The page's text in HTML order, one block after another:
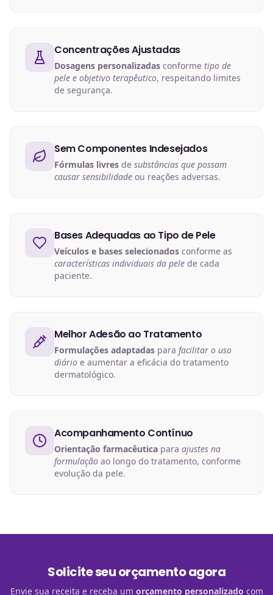
Concentrações Ajustadas
Dosagens personalizadas conforme tipo de
pele e objetivo terapêutico, respeitando limites
de segurança.
Sem Componentes Indesejados
Fórmulas livres de substâncias que possam
causar sensibilidade ou reações adversas.
Bases Adequadas ao Tipo de Pele
Veículos e bases selecionados conforme as
características individuais da pele de cada
paciente.
Melhor Adesão ao Tratamento
Formulações adaptadas para facilitar o uso
diário e aumentar a eficácia do tratamento
dermatológico.
Acompanhamento Contínuo
Orientação farmacêutica para ajustes na
formulação ao longo do tratamento, conforme
evolução da pele.
Solicite seu orçamento agora
Envie sua receita e receba um orçamento personalizado com